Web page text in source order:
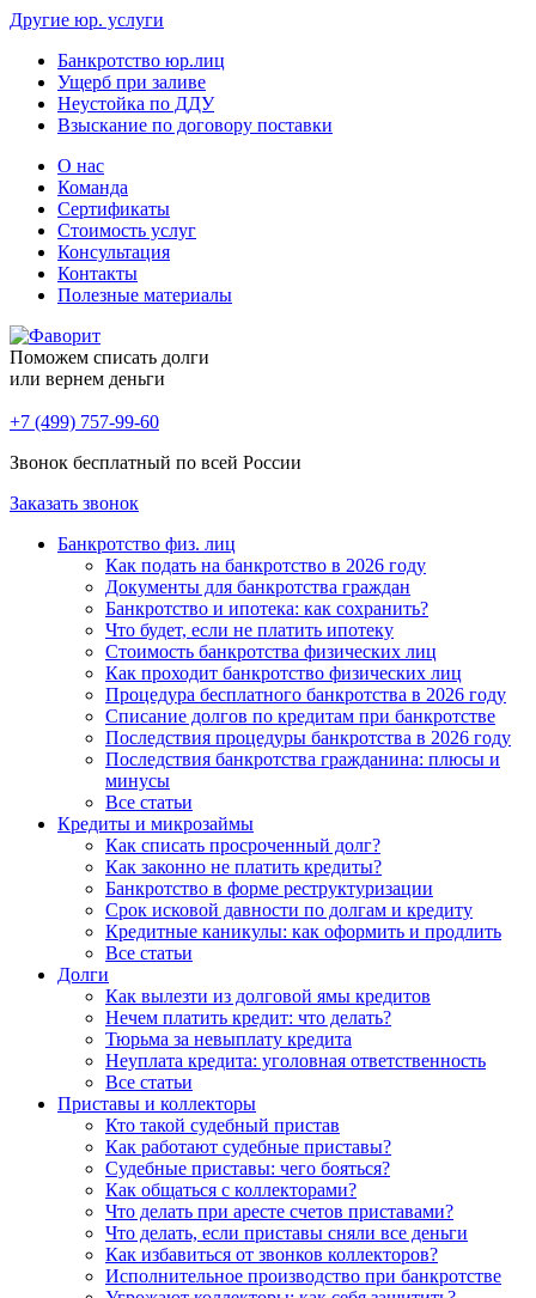
Другие юр. услуги
Банкротство юр.лиц
Ущерб при заливе
Неустойка по ДДУ
Взыскание по договору поставки
О нас
Команда
Сертификаты
Стоимость услуг
Консультация
Контакты
Полезные материалы
Поможем списать долги
или вернем деньги
+7 (499) 757-99-60
Звонок бесплатный по всей России
Заказать звонок
Банкротство физ. лиц
Как подать на банкротство в 2026 году
Документы для банкротства граждан
Банкротство и ипотека: как сохранить?
Что будет, если не платить ипотеку
Стоимость банкротства физических лиц
Как проходит банкротство физических лиц
Процедура бесплатного банкротства в 2026 году
Списание долгов по кредитам при банкротстве
Последствия процедуры банкротства в 2026 году
Последствия банкротства гражданина: плюсы и
минусы
Все статьи
Кредиты и микрозаймы
Как списать просроченный долг?
Как законно не платить кредиты?
Банкротство в форме реструктуризации
Срок исковой давности по долгам и кредиту
Кредитные каникулы: как оформить и продлить
Все статьи
Долги
Как вылезти из долговой ямы кредитов
Нечем платить кредит: что делать?
Тюрьма за невыплату кредита
Неуплата кредита: уголовная ответственность
Все статьи
Приставы и коллекторы
Кто такой судебный пристав
Как работают судебные приставы?
Судебные приставы: чего бояться?
Как общаться с коллекторами?
Что делать при аресте счетов приставами?
Что делать, если приставы сняли все деньги
Как избавиться от звонков коллекторов?
Исполнительное производство при банкротстве